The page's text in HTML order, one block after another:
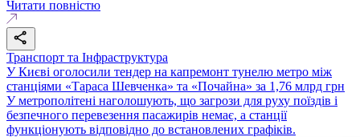
Читати повністю
Транспорт та Інфраструктура
У Києві оголосили тендер на капремонт тунелю метро між
станціями «Тараса Шевченка» та «Почайна» за 1,76 млрд грн
У метрополітені наголошують, що загрози для руху поїздів і
безпечного перевезення пасажирів немає, а станції
функціонують відповідно до встановлених графіків.